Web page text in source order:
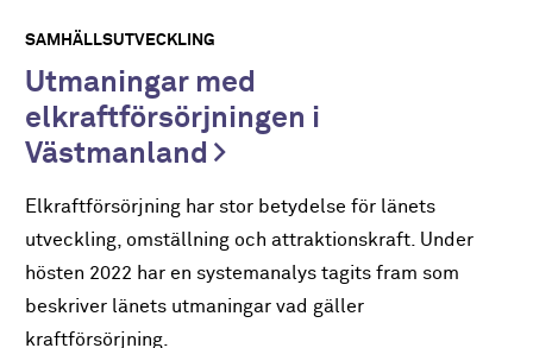
SAMHÄLLSUTVECKLING
Utmaningar med
elkraftförsörjningen i
Västmanland
Elkraftförsörjning har stor betydelse för länets
utveckling, omställning och attraktionskraft. Under
hösten 2022 har en systemanalys tagits fram som
beskriver länets utmaningar vad gäller
kraftförsörjning.